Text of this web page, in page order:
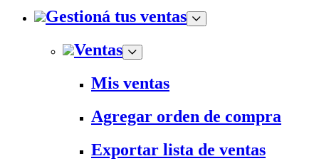
Gestioná tus ventas
Ventas
Mis ventas
Agregar orden de compra
Exportar lista de ventas